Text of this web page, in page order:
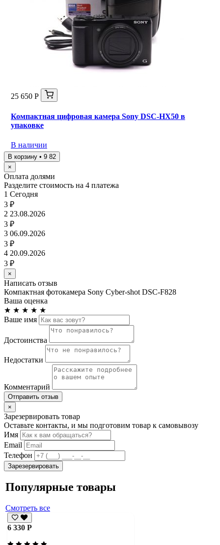
25 650 Р
Компактная цифровая камера Sony DSC-HX50 в
упаковке
В наличии
В корзину • 9 82
×
Оплата долями
Разделите стоимость на 4 платежа
1 Сегодня
3 ₽
2 23.08.2026
3 ₽
3 06.09.2026
3 ₽
4 20.09.2026
3 ₽
×
Написать отзыв
Компактная фотокамера Sony Cyber-shot DSC-F828
Ваша оценка
★ ★ ★ ★ ★
Ваше имя
Достоинства
Недостатки
Комментарий
Отправить отзыв
×
Зарезервировать товар
Оставьте контакты, и мы подготовим товар к самовывозу
Имя
Email
Телефон
Зарезервировать
Популярные товары
Смотреть все
6 330 Р